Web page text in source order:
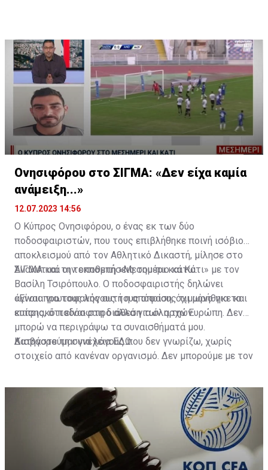
Ονησιφόρου στο ΣΙΓΜΑ: «Δεν είχα καμία
ανάμειξη...»
12.07.2023 14:56
Ο Κύπρος Ονησιφόρου, ο ένας εκ των δύο
ποδοσφαιριστών, που τους επιβλήθηκε ποινή ισόβιου
αποκλεισμού από τον Αθλητικό Δικαστή, μίλησε στο
ΣΙΓΜΑ και την εκπομπή «Μεσημέρι και Κάτι» με τον
Βασίλη Τσιρόπουλο. Ο ποδοσφαιριστής δηλώνει
άγνοια για τους λόγους τους οποίους τιμωρήθηκε και
επίσης, ότι είναι στη διάθεση των αρχών.
Αναλυτικά οι τοποθετήσεις του πιο κάτω:
«Είναι πρωτοφανής αυτή η απόφαση, όχι μόνο για το
κυπριακό ποδόσφαιρο αλλά για όλη την Ευρώπη. Δεν
μπορώ να περιγράψω τα συναισθήματά μου.
Κατηγορούμαι για λόγους που δεν γνωρίζω, χωρίς
στοιχείο από κανέναν οργανισμό. Δεν μπορούμε με τον
Διαβάστε τη συνέχειαΕΔΩ